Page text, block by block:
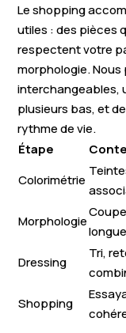
Le shopping
utiles : des pièces
respectent votre
morphologie.
interchangeables,
plusieurs bas, et
rythme de vie.
Étape
Colorimétrie
Morphologie
Dressing
Tri,
Shopping